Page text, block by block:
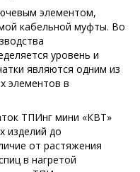
элементом,
кабельной муфты. Во
уровень и
являются одним из
элементов в
ТПИнг мини «КВТ»
изделий до
от растяжения
в нагретой